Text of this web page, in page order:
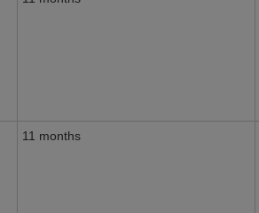
11 months